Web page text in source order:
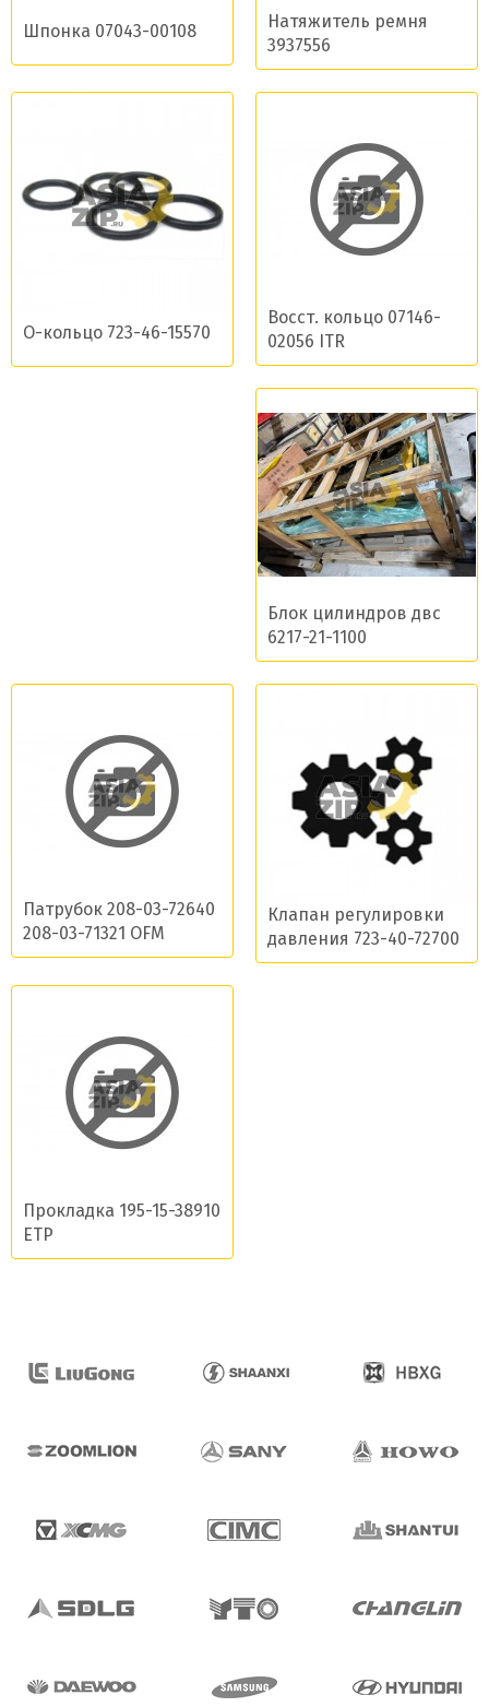
Шпонка 07043-00108
Натяжитель ремня
3937556
О-кольцо 723-46-15570
Восст. кольцо 07146-
02056 ITR
Блок цилиндров двс
6217-21-1100
Патрубок 208-03-72640
208-03-71321 OFM
Клапан регулировки
давления 723-40-72700
Прокладка 195-15-38910
ETP